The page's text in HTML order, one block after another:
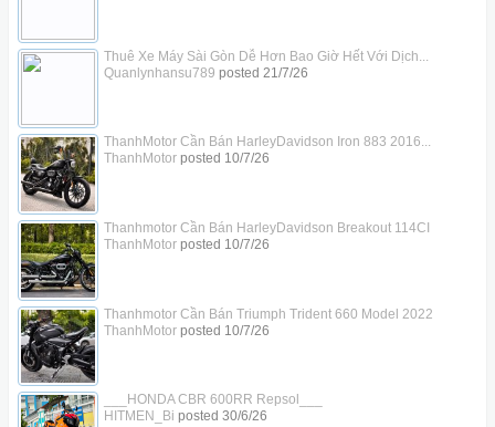
Thuê Xe Máy Sài Gòn Dễ Hơn Bao Giờ Hết Với Dịch...
Quanlynhansu789 posted 21/7/26
ThanhMotor Cần Bán HarleyDavidson Iron 883 2016...
ThanhMotorposted 10/7/26
Thanhmotor Cần Bán HarleyDavidson Breakout 114CI
ThanhMotorposted 10/7/26
Thanhmotor Cần Bán Triumph Trident 660 Model 2022
ThanhMotorposted 10/7/26
___HONDA CBR 600RR Repsol___
HITMEN_Bi posted 30/6/26